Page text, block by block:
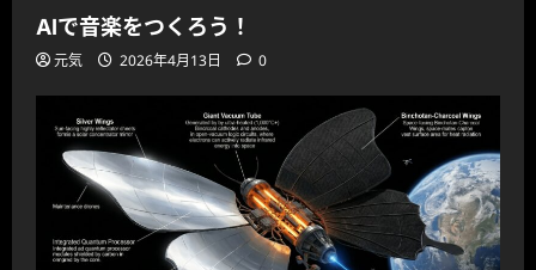
AIで音楽をつくろう！
元気 2026年4月13日 0